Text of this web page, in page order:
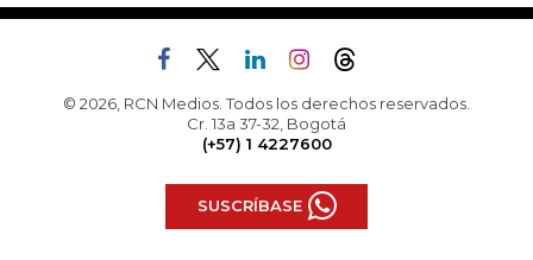
© 2026, RCN Medios. Todos los derechos reservados.
Cr. 13a 37-32, Bogotá
(+57) 1 4227600
SUSCRÍBASE